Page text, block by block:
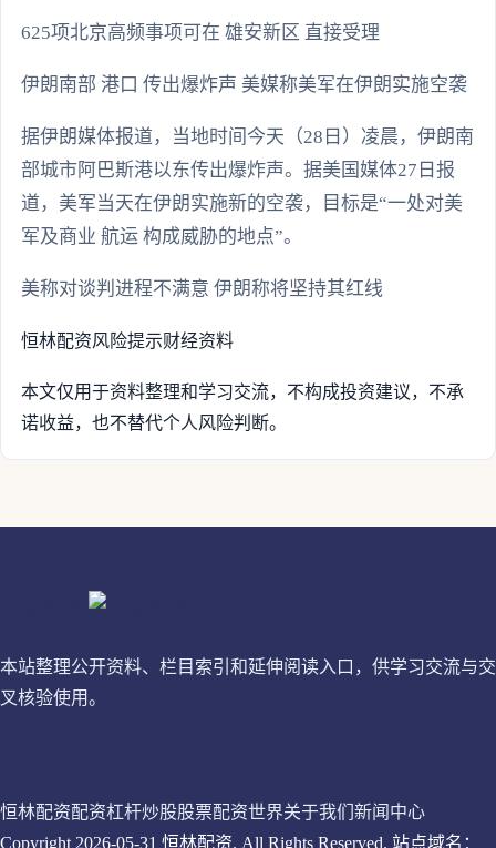
625项北京高频事项可在 雄安新区 直接受理
伊朗南部 港口 传出爆炸声 美媒称美军在伊朗实施空袭
据伊朗媒体报道，当地时间今天（28日）凌晨，伊朗南
部城市阿巴斯港以东传出爆炸声。据美国媒体27日报
道，美军当天在伊朗实施新的空袭，目标是“一处对美
军及商业 航运 构成威胁的地点”。
美称对谈判进程不满意 伊朗称将坚持其红线
恒林配资风险提示财经资料
本文仅用于资料整理和学习交流，不构成投资建议，不承
诺收益，也不替代个人风险判断。
本站整理公开资料、栏目索引和延伸阅读入口，供学习交流与交
叉核验使用。
恒林配资配资杠杆炒股股票配资世界关于我们 新闻中心
Copyright 2026-05-31 恒林配资. All Rights Reserved. 站点域名：